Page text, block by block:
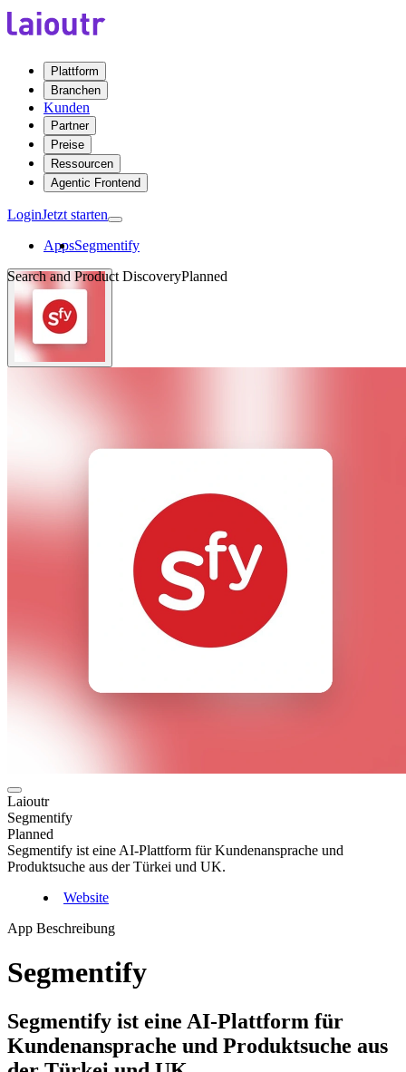
Plattform
Branchen
Kunden
Partner
Preise
Ressourcen
Agentic Frontend
LoginJetzt starten
AppsSegmentify
Search and Product DiscoveryPlanned
Laioutr
Segmentify
Planned
Segmentify ist eine AI-Plattform für Kundenansprache und
Produktsuche aus der Türkei und UK.
Website
App Beschreibung
Segmentify
Segmentify ist eine AI-Plattform für
Kundenansprache und Produktsuche aus